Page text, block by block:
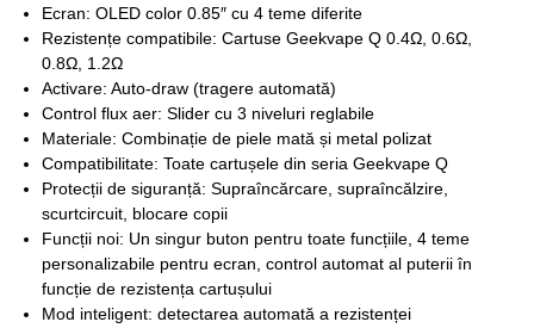
Ecran: OLED color 0.85″ cu 4 teme diferite
Rezistențe compatibile: Cartuse Geekvape Q 0.4Ω, 0.6Ω,
0.8Ω, 1.2Ω
Activare: Auto-draw (tragere automată)
Control flux aer: Slider cu 3 niveluri reglabile
Materiale: Combinație de piele mată și metal polizat
Compatibilitate: Toate cartușele din seria Geekvape Q
Protecții de siguranță: Supraîncărcare, supraîncălzire,
scurtcircuit, blocare copii
Funcții noi: Un singur buton pentru toate funcțiile, 4 teme
personalizabile pentru ecran, control automat al puterii în
funcție de rezistența cartușului
Mod inteligent: detectarea automată a rezistenței